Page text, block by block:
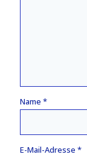
Name *
E-Mail-Adresse *